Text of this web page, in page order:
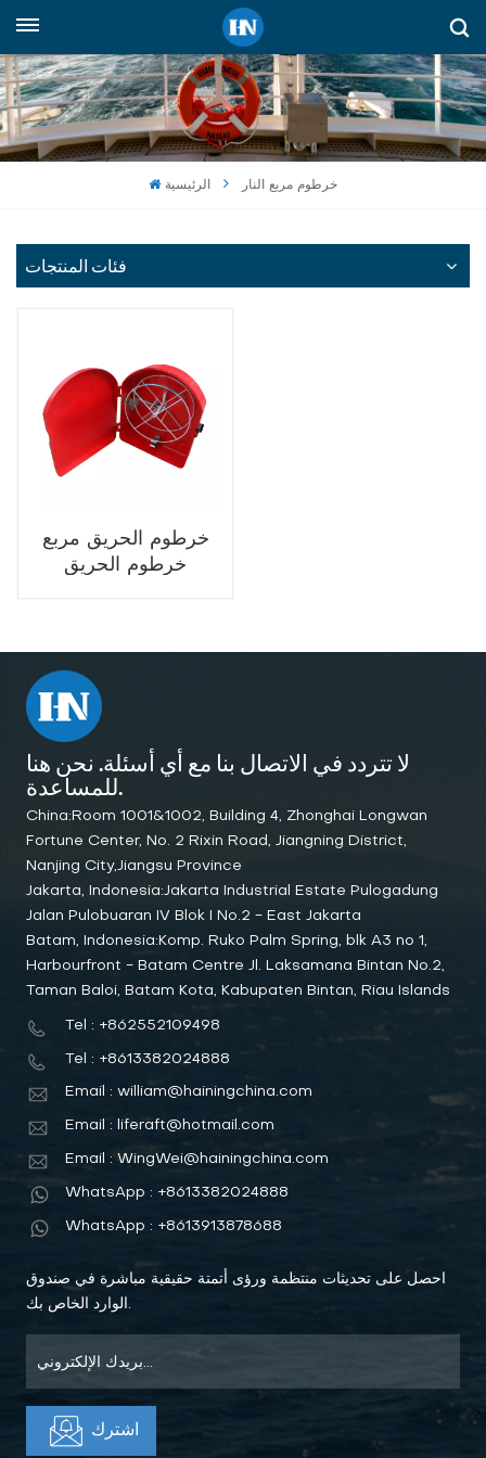
العربية
English
русский
الرئيسية خرطوم مربع النار
فئات المنتجات
خرطوم الحريق مربع
خرطوم الحريق
لا تتردد في الاتصال بنا مع أي أسئلة. نحن هنا
للمساعدة.
China:Room 1001&1002, Building 4, Zhonghai Longwan
Fortune Center, No. 2 Rixin Road, Jiangning District,
Nanjing City,Jiangsu Province
Jakarta, Indonesia:Jakarta Industrial Estate Pulogadung
Jalan Pulobuaran IV Blok I No.2 - East Jakarta
Batam, Indonesia:Komp. Ruko Palm Spring, blk A3 no 1,
Harbourfront - Batam Centre Jl. Laksamana Bintan No.2,
Taman Baloi, Batam Kota, Kabupaten Bintan, Riau Islands
Tel : +862552109498
Tel : +8613382024888
Email : william@hainingchina.com
Email : liferaft@hotmail.com
Email : WingWei@hainingchina.com
WhatsApp : +8613382024888
WhatsApp : +8613913878688
احصل على تحديثات منتظمة ورؤى أتمتة حقيقية مباشرة في صندوق
الوارد الخاص بك.